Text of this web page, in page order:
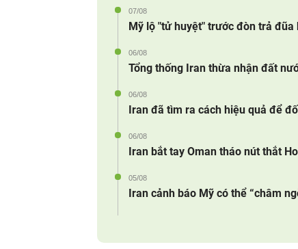
07/08
Mỹ lộ "tử huyệt" trước đòn trả
06/08
Tổng thống Iran thừa nhận đất
06/08
Iran đã tìm ra cách hiệu quả để
06/08
Iran bắt tay Oman tháo nút thắt
05/08
Iran cảnh báo Mỹ có thể “châm